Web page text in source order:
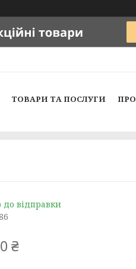
ТОВАРИ ТА ПОСЛУГИ
до відправки
₴